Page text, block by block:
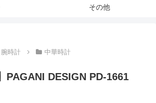
その他
時計 中華時計
PAGANI DESIGN PD-1661